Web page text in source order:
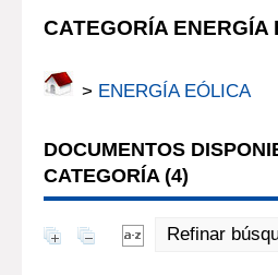
CATEGORÍA ENERGÍA
> ENERGÍA EÓLICA
DOCUMENTOS
CATEGORÍA (4)
Refinar